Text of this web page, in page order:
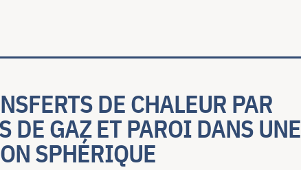
DE CHALEUR PAR
DE GAZ ET PAROI DANS UNE
SPHÉRIQUE